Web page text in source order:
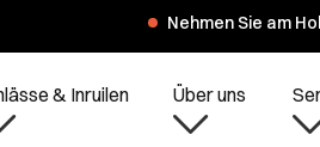
Während der Sommerferien haben
& Inruilen Über uns